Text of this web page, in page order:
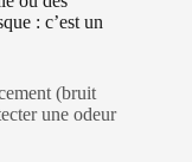
: c’est un
(bruit
une odeur